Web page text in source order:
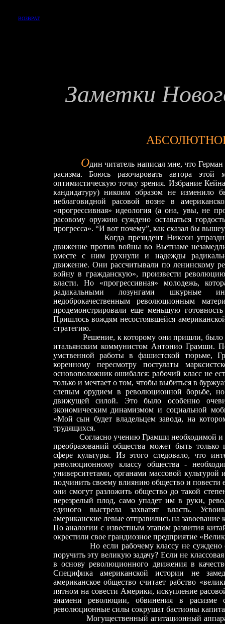
ВОЗВРАТ
Заметки
Один читатель написал мне, что
расизма. Боюсь разочаровать автора
оптимистическую точку зрения. Избрание
кандидатуру) никоим образом не
неблаговидной расовой возне в
«прогрессивная» идеология (а она, увы, не
расовому оружию суждено оставаться
прогресса». “И вот почему”, как сказал бы
Когда президент Никсон упразднил
движение против войны во Вьетнаме
вместе с ним рухнули и надежды
движение. Они рассчитывали по ленинскому
войну в гражданскую», произвести
власти. Но «прогрессивная» молодежь,
радикальными лозунгами шкурные
недоброкачественным революционным
продемонстрировали еще меньшую
Пришлось вождям несостоявшейся
стратегию.
Решение, к которому они пришли, было
итальянским коммунистом Антонио Грамши.
умственной работы в фашистской тюрьме,
коренному пересмотру постулаты
основоположник ошибался: рабочий класс не
только и мечтает о том, чтобы выбиться в
слепым орудием в революционной борьбе,
движущей силой. Это было особенно
экономическим динамизмом и социальной
«Мой сын будет владельцем завода, на
трудящихся.
Согласно учению Грамши необходимой и
преобразований общества может быть
сфере культуры. Из этого следовало, что
революционному классу общества -
университетами, органами массовой
подчинить своему влиянию общество и повести
они смогут разложить общество до такой
перезрелый плод, само упадет им в руки,
единого выстрела захватят власть.
американские левые отправились на
По аналогии с известным этапом развития
окрестили свое грандиозное предприятие
Но если рабочему классу не суждено
поручить эту великую задачу? Если не
в основу революционного движения в
Специфика американской истории не
американское общество считает рабство
пятном на совести Америки, искупление
знамени революции, обвинения в расизме
революционные силы сокрушат бастионы
Могущественный агитационный аппарат